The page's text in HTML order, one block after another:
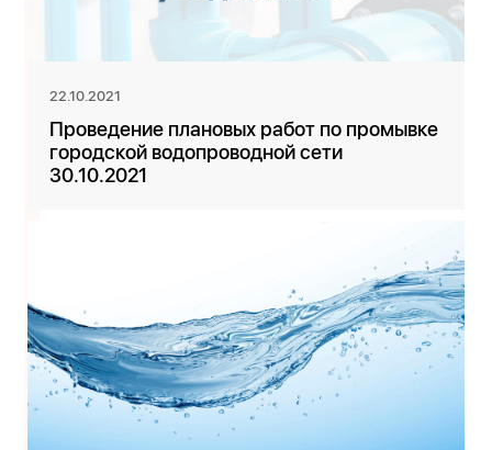
22.10.2021
Проведение плановых работ по промывке
городской водопроводной сети
30.10.2021